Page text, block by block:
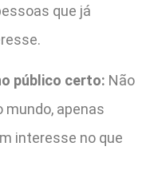
que já
público certo: Não
apenas
interesse no que